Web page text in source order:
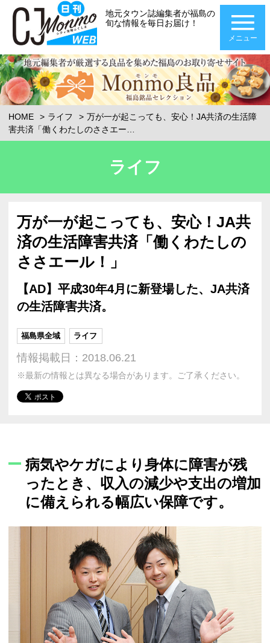
地元タウン誌編集者が福島の
旬な情報を毎日お届け！
メニュー
HOME ライフ
万が一が起こっても、安心！JA共済の生活障
害共済「働くわたしのささエー…
ライフ
万が一が起こっても、安心！JA共
済の生活障害共済「働くわたしの
ささエール！」
【AD】平成30年4月に新登場した、JA共済
の生活障害共済。
福島県全域 ライフ
情報掲載日：2018.06.21
※最新の情報とは異なる場合があります。ご了承ください。
病気やケガにより身体に障害が残
ったとき、収入の減少や支出の増加
に備えられる幅広い保障です。